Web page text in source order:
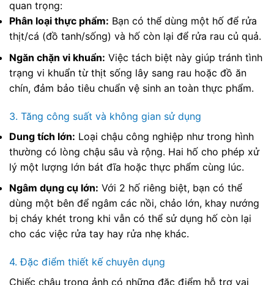
quan trọng:
Phân loại thực phẩm: Bạn có thể dùng một hố để rửa
thịt/cá (đồ tanh/sống) và hố còn lại để rửa rau củ quả.
Ngăn chặn vi khuẩn: Việc tách biệt này giúp tránh tình
trạng vi khuẩn từ thịt sống lây sang rau hoặc đồ ăn
chín, đảm bảo tiêu chuẩn vệ sinh an toàn thực phẩm.
3. Tăng công suất và không gian sử dụng
Dung tích lớn: Loại chậu công nghiệp như trong hình
thường có lòng chậu sâu và rộng. Hai hố cho phép xử
lý một lượng lớn bát đĩa hoặc thực phẩm cùng lúc.
Ngâm dụng cụ lớn: Với 2 hố riêng biệt, bạn có thể
dùng một bên để ngâm các nồi, chảo lớn, khay nướng
bị cháy khét trong khi vẫn có thể sử dụng hố còn lại
cho các việc rửa tay hay rửa nhẹ khác.
4. Đặc điểm thiết kế chuyên dụng
Chiếc chậu trong ảnh có những đặc điểm hỗ trợ vai